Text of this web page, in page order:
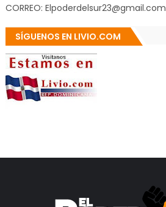
CORREO: Elpoderdelsur23@gmail.com
SÍGUENOS EN LIVIO.COM